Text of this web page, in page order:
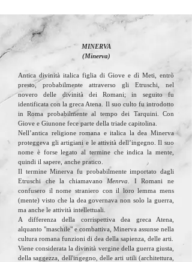
MINERVA
(Minerva)
Antica divinità italica figlia di Giove e dì Meti, entrò
presto, probabilmente attraverso gli Etruschi, nel
novero delle divinità dei Romani; in seguito fu
identificata con la greca Atena. Il suo culto fu introdotto
in Roma probabilmente al tempo dei Tarquini. Con
Giove e Giunone fece parte della triade capitolina.
Nell’antica religione romana e italica la dea Minerva
proteggeva gli artigiani e le attività dell’ingegno. Il suo
nome è forse legato al termine che indica la mente,
quindi il sapere, anche pratico.
Il termine Minerva fu probabilmente importato dagli
Etruschi che la chiamavano Menrva
. I Romani ne
confusero il nome straniero con il loro lemma mens
(mente) visto che la dea governava non solo la guerra,
ma anche le attività intellettuali.
A differenza della corrispettiva dea greca Atena,
alquanto "maschile" e combattiva, Minerva assunse nella
cultura romana funzioni di dea della sapienza, delle arti.
Viene considerata la divinità vergine della guerra giusta,
della saggezza, dell'ingegno, delle arti utili (architettura,